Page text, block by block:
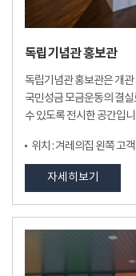
독립기념관 홍보관
독립기념관 홍보관은 개
국민성금 모금운동의 결
수 있도록 전시한 공간입
위치 : 겨레의집 왼쪽 고
자세히보기